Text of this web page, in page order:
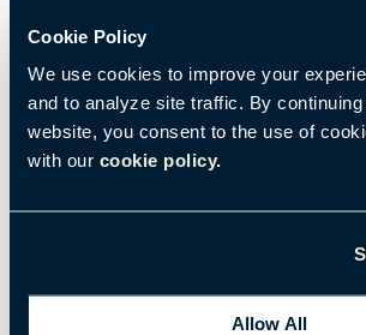
Cookie Policy
We use cookies to improve your
and to analyze site traffic. By
website, you consent to the use of
with our cookie policy.
Allow All
名字 *